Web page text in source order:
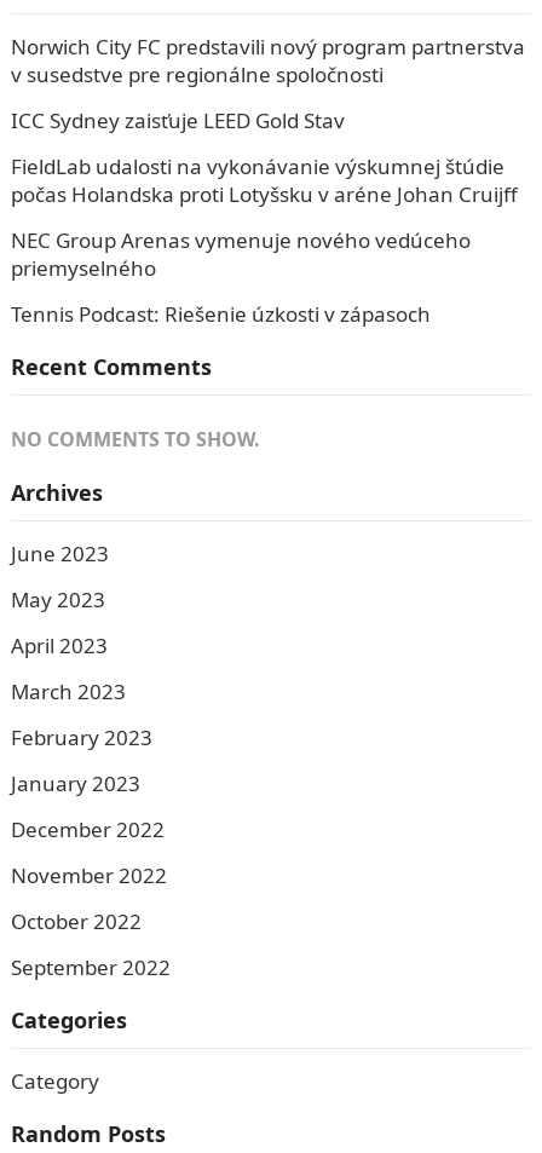
Norwich City FC predstavili nový program partnerstva
v susedstve pre regionálne spoločnosti
ICC Sydney zaisťuje LEED Gold Stav
FieldLab udalosti na vykonávanie výskumnej štúdie
počas Holandska proti Lotyšsku v aréne Johan Cruijff
NEC Group Arenas vymenuje nového vedúceho
priemyselného
Tennis Podcast: Riešenie úzkosti v zápasoch
Recent Comments
NO COMMENTS TO SHOW.
Archives
June 2023
May 2023
April 2023
March 2023
February 2023
January 2023
December 2022
November 2022
October 2022
September 2022
Categories
Category
Random Posts